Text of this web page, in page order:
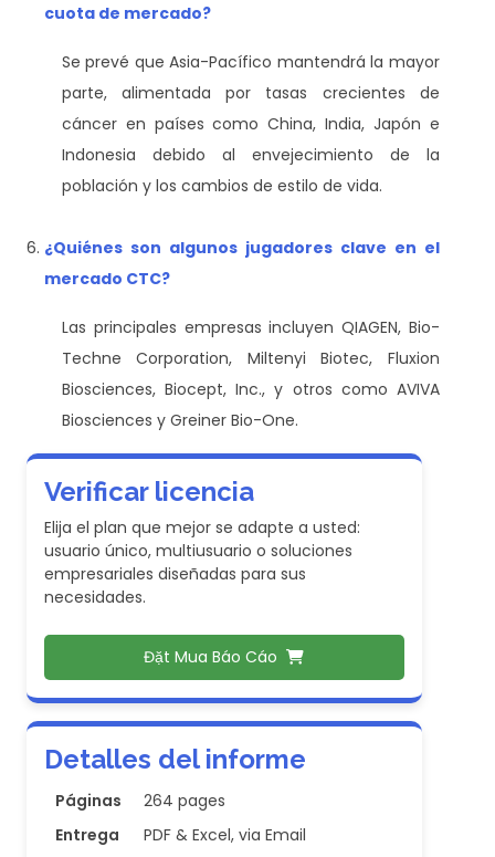
cuota de mercado?
Se prevé que Asia-Pacífico mantendrá la mayor
parte, alimentada por tasas crecientes de
cáncer en países como China, India, Japón e
Indonesia debido al envejecimiento de la
población y los cambios de estilo de vida.
¿Quiénes son algunos jugadores clave en el
mercado CTC?
Las principales empresas incluyen QIAGEN, Bio-
Techne Corporation, Miltenyi Biotec, Fluxion
Biosciences, Biocept, Inc., y otros como AVIVA
Biosciences y Greiner Bio-One.
Verificar licencia
Elija el plan que mejor se adapte a usted:
usuario único, multiusuario o soluciones
empresariales diseñadas para sus
necesidades.
Đặt Mua Báo Cáo
Detalles del informe
Páginas
264 pages
Entrega
PDF & Excel, via Email